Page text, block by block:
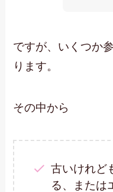
ですが、いくつか
ります。
その中から
古いけれど
る、または